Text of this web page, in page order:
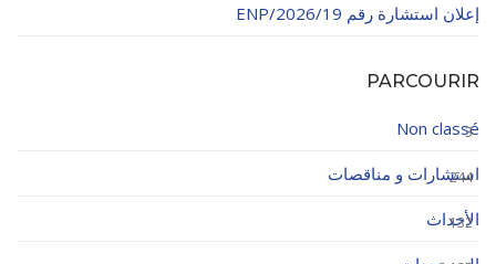
إعلان استشارة رقم 19/ENP/2026
PARCOURIR
Non classé
3
استشارات و مناقصات
244
الأحداث
132